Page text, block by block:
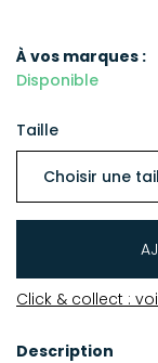
À vos marques :
Disponible
Taille
Click & collect :
Description